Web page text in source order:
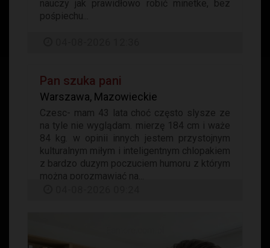
nauczy jak prawidłowo robić minetke, bez
pośpiechu...
Pan szuka pani
Warszawa, Mazowieckie
Czesc- mam 43 lata choć często slysze ze
na tyle nie wyglądam. mierzę 184 cm i waże
84 kg. w opinii innych jestem przystojnym
kulturalnym miłym i inteligentnym chlopakiem
z bardzo duzym poczuciem humoru z którym
można porozmawiać na...